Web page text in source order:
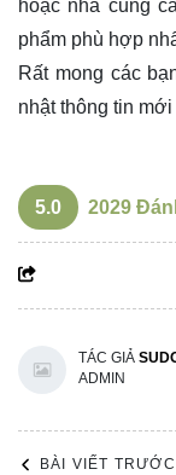
hoặc nhà cung
phẩm phù hợp
Rất mong các
nhật thông tin
5.0 2029
TÁC GIẢ
ADMIN
BÀI VIẾT TRƯỚC